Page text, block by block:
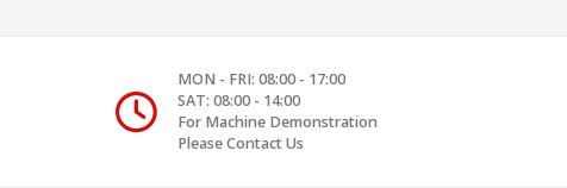
MON - FRI: 08:00 - 17:00
SAT: 08:00 - 14:00
For Machine Demonstration
Please Contact Us